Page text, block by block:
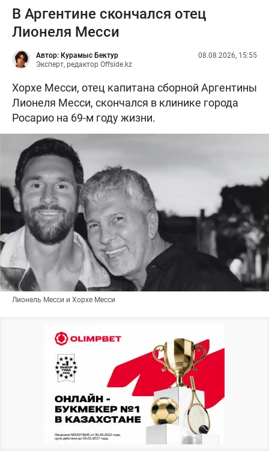
В Аргентине скончался отец
Лионеля Месси
Автор: Курамыс Бектур
Эксперт, редактор Offside.kz
08.08.2026, 15:55
Хорхе Месси, отец капитана сборной Аргентины
Лионеля Месси, скончался в клинике города
Росарио на 69-м году жизни.
Лионель Месси и Хорхе Месси